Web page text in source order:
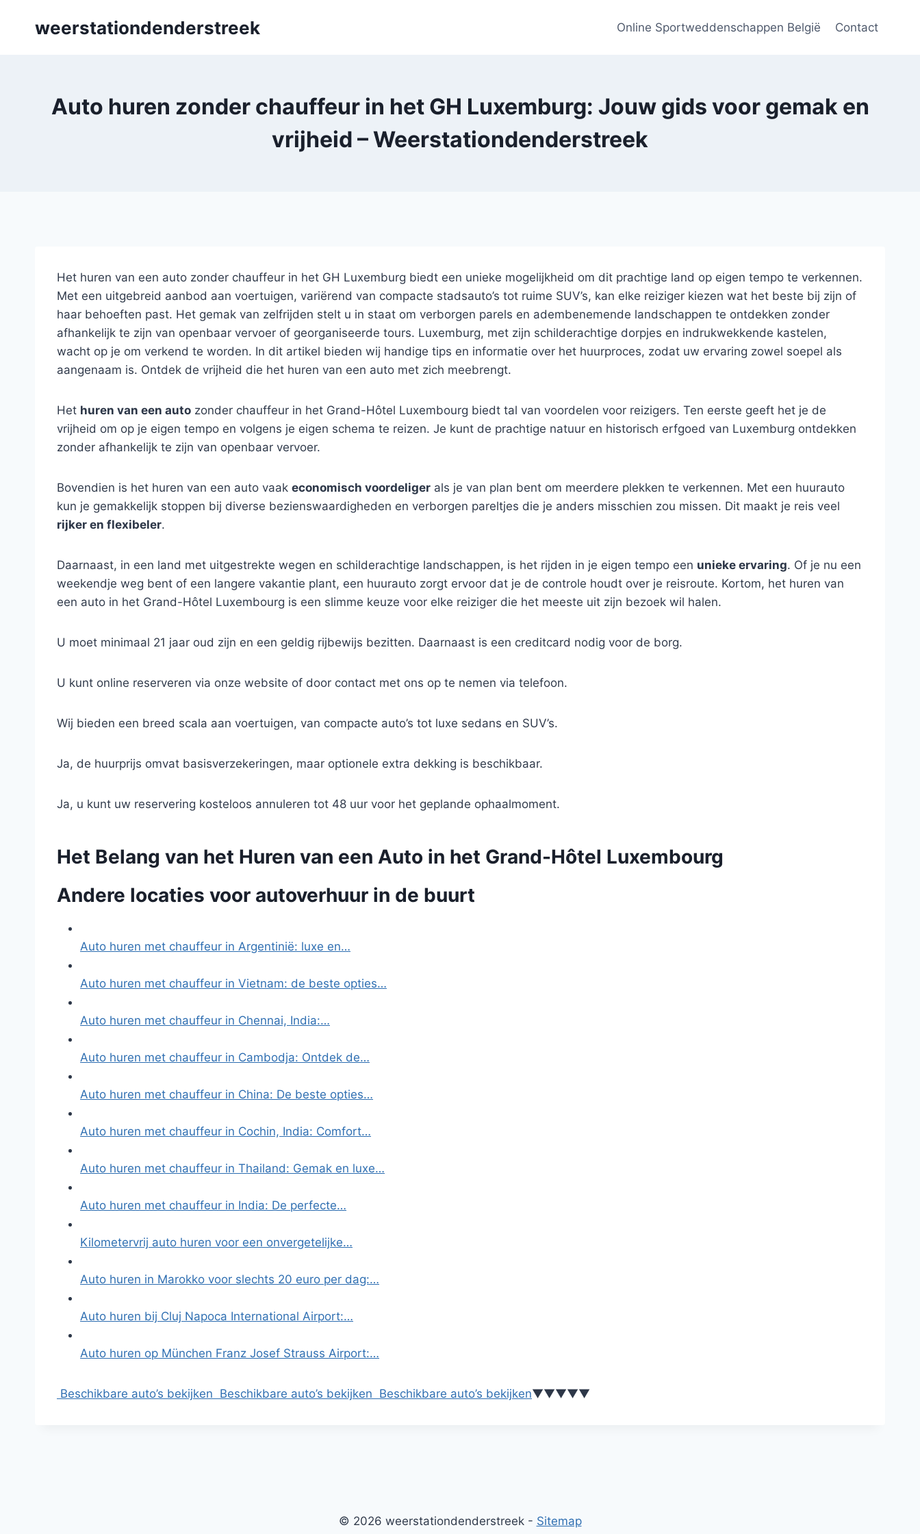
weerstationdenderstreek Online Sportweddenschappen België Contact
Auto huren zonder chauffeur in het GH Luxemburg: Jouw gids voor gemak en
vrijheid – Weerstationdenderstreek
Het huren van een auto zonder chauffeur in het GH Luxemburg biedt een unieke mogelijkheid om dit prachtige land op eigen tempo te verkennen.
Met een uitgebreid aanbod aan voertuigen, variërend van compacte stadsauto’s tot ruime SUV’s, kan elke reiziger kiezen wat het beste bij zijn of
haar behoeften past. Het gemak van zelfrijden stelt u in staat om verborgen parels en adembenemende landschappen te ontdekken zonder
afhankelijk te zijn van openbaar vervoer of georganiseerde tours. Luxemburg, met zijn schilderachtige dorpjes en indrukwekkende kastelen,
wacht op je om verkend te worden. In dit artikel bieden wij handige tips en informatie over het huurproces, zodat uw ervaring zowel soepel als
aangenaam is. Ontdek de vrijheid die het huren van een auto met zich meebrengt.
Het huren van een auto zonder chauffeur in het Grand-Hôtel Luxembourg biedt tal van voordelen voor reizigers. Ten eerste geeft het je de
vrijheid om op je eigen tempo en volgens je eigen schema te reizen. Je kunt de prachtige natuur en historisch erfgoed van Luxemburg ontdekken
zonder afhankelijk te zijn van openbaar vervoer.
Bovendien is het huren van een auto vaak economisch voordeliger als je van plan bent om meerdere plekken te verkennen. Met een huurauto
kun je gemakkelijk stoppen bij diverse bezienswaardigheden en verborgen pareltjes die je anders misschien zou missen. Dit maakt je reis veel
rijker en flexibeler.
Daarnaast, in een land met uitgestrekte wegen en schilderachtige landschappen, is het rijden in je eigen tempo een unieke ervaring. Of je nu een
weekendje weg bent of een langere vakantie plant, een huurauto zorgt ervoor dat je de controle houdt over je reisroute. Kortom, het huren van
een auto in het Grand-Hôtel Luxembourg is een slimme keuze voor elke reiziger die het meeste uit zijn bezoek wil halen.
U moet minimaal 21 jaar oud zijn en een geldig rijbewijs bezitten. Daarnaast is een creditcard nodig voor de borg.
U kunt online reserveren via onze website of door contact met ons op te nemen via telefoon.
Wij bieden een breed scala aan voertuigen, van compacte auto’s tot luxe sedans en SUV’s.
Ja, de huurprijs omvat basisverzekeringen, maar optionele extra dekking is beschikbaar.
Ja, u kunt uw reservering kosteloos annuleren tot 48 uur voor het geplande ophaalmoment.
Het Belang van het Huren van een Auto in het Grand-Hôtel Luxembourg
Andere locaties voor autoverhuur in de buurt
Auto huren met chauffeur in Argentinië: luxe en…
Auto huren met chauffeur in Vietnam: de beste opties…
Auto huren met chauffeur in Chennai, India:…
Auto huren met chauffeur in Cambodja: Ontdek de…
Auto huren met chauffeur in China: De beste opties…
Auto huren met chauffeur in Cochin, India: Comfort…
Auto huren met chauffeur in Thailand: Gemak en luxe…
Auto huren met chauffeur in India: De perfecte…
Kilometervrij auto huren voor een onvergetelijke…
Auto huren in Marokko voor slechts 20 euro per dag:…
Auto huren bij Cluj Napoca International Airport:…
Auto huren op München Franz Josef Strauss Airport:…
Beschikbare auto’s bekijken Beschikbare auto’s bekijken Beschikbare auto’s bekijken▼▼▼▼▼
© 2026 weerstationdenderstreek - Sitemap